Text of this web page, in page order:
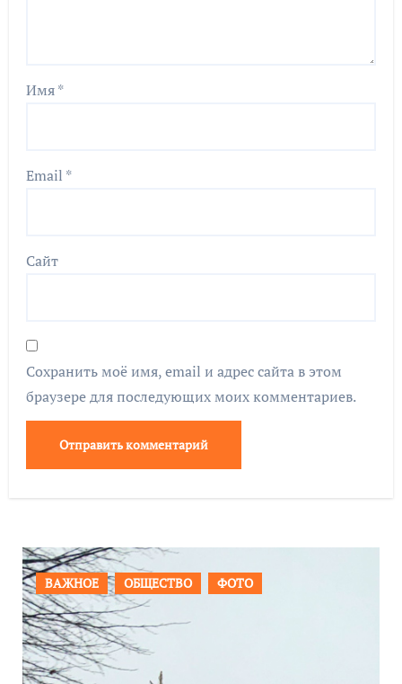
Имя*
Email *
Сайт
Сохранить моё имя, email и адрес сайта в этом
браузере для последующих моих комментариев.
ПРОИСШЕСТВИЯ ФОТО